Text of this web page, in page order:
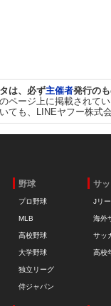
は、必ず主催者発行の
ページ上に掲載されて
ても、LINEヤフー株式
野球
プロ野球
MLB
高校野球
大学野球
独立リーグ
侍ジャパン
サ
Jリ
海外
サッ
高校